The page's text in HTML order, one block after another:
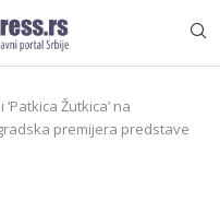
Žutkica’ na
premijera predstave